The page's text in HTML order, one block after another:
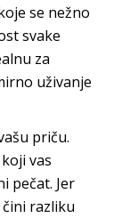
se nežno
svake
za
uživanje
priču.
vas
pečat. Jer
razliku